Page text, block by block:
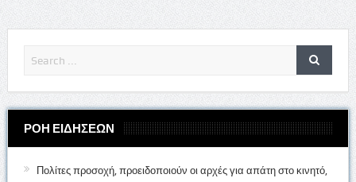
ΡΟΗ ΕΙΔΗΣΕΩΝ
Πολίτες προσοχή, προειδοποιούν οι αρχές για απάτη στο κινητό,